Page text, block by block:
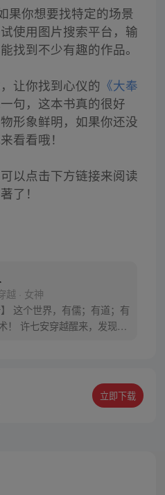
果你想要找特定的场景
使用图片搜索平台，输
找到不少有趣的作品。
让你找到心仪的 《大奉
句，这本书真的很好
形象鲜明，如果你还没
看看哦！
以点击下方链接来阅读
了！
越 · 女神
】 这个世界，有儒；有道；有
！ 许七安穿越醒来，发现自
名小说 QQ群号：
立即下载